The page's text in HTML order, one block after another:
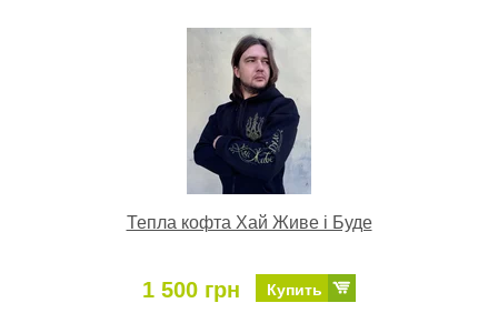
Тепла кофта Хай Живе і Буде
1 500 грн Купить